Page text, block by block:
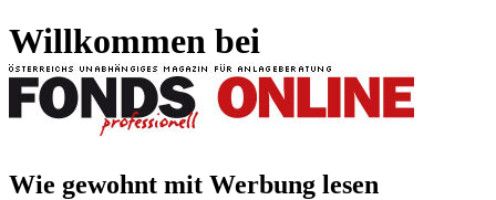
Willkommen bei
Wie gewohnt mit Werbung lesen